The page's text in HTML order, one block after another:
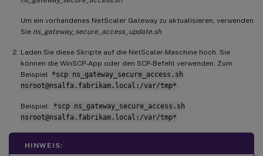
Um ein vorhandenes NetScaler Gateway zu aktualisieren, verwenden
Sie ns_gateway_secure_access_update.sh
Laden Sie diese Skripte auf die NetScaler-Maschine hoch. Sie
können die WinSCP-App oder den SCP-Befehl verwenden. Zum
Beispiel
*scp ns_gateway_secure_access.sh
nsroot@nsalfa.fabrikam.local:/var/tmp*
Beispiel: *scp ns_gateway_secure_access.sh
nsroot@nsalfa.fabrikam.local:/var/tmp*
HINWEIS: